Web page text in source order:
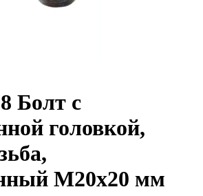
Болт с
головкой,
M20x20 мм